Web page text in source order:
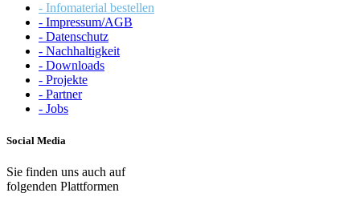
- Infomaterial bestellen
- Impressum/AGB
- Datenschutz
- Nachhaltigkeit
- Downloads
- Projekte
- Partner
- Jobs
Social Media
Sie finden uns auch auf
folgenden Plattformen